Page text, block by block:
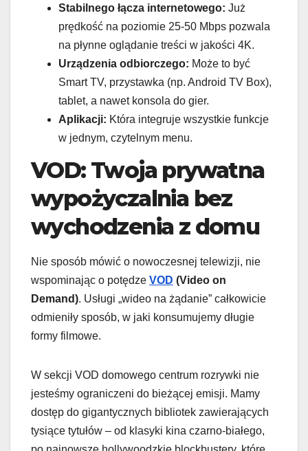
Stabilnego łącza internetowego: Już
prędkość na poziomie 25-50 Mbps pozwala
na płynne oglądanie treści w jakości 4K.
Urządzenia odbiorczego: Może to być
Smart TV, przystawka (np. Android TV Box),
tablet, a nawet konsola do gier.
Aplikacji: Która integruje wszystkie funkcje
w jednym, czytelnym menu.
VOD: Twoja prywatna
wypożyczalnia bez
wychodzenia z domu
Nie sposób mówić o nowoczesnej telewizji, nie
wspominając o potędze VOD (Video on
Demand). Usługi „wideo na żądanie” całkowicie
odmieniły sposób, w jaki konsumujemy długie
formy filmowe.
W sekcji VOD domowego centrum rozrywki nie
jesteśmy ograniczeni do bieżącej emisji. Mamy
dostęp do gigantycznych bibliotek zawierających
tysiące tytułów – od klasyki kina czarno-białego,